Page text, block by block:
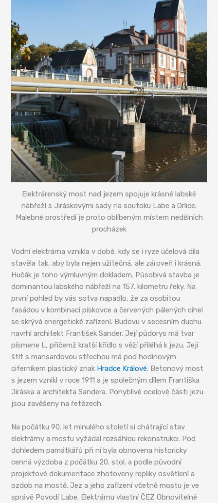
Elektrárenský most nad jezem spojuje krásné labské
nábřeží s Jiráskovými sady na soutoku Labe a Orlice.
Malebné prostředí je proto oblíbeným místem nedělních
procházek
Vodní elektrárna vznikla v době, kdy se i ryze účelová díla
stavěla tak, aby byla nejen užitečná, ale zároveň i krásná.
Hučák je toho výmluvným dokladem. Působivá stavba je
dominantou labského nábřeží na 157. kilometru řeky. Na
první pohled by vás sotva napadlo, že za osobitou
fasádou v kombinaci pískovce a červených pálených cihel
se skrývá energetické zařízení. Budovu v secesním duchu
navrhl architekt František Sander. Její půdorys má tvar
písmene L, přičemž kratší křídlo s věží přiléhá k jezu. Její
štít s mansardovou střechou má pod hodinovým
ciferníkem plastický znak Hradce Králové. Betonový most
s jezem vznikl v roce 1911 a je společným dílem Františka
Jiráska a architekta Sandera. Pohyblivé ocelové části jezu
jsou zavěšeny na řetězech.
Na počátku 90. let minulého století si chátrající stav
elektrárny a mostu vyžádal rozsáhlou rekonstrukci. Pod
dohledem památkářů při ní byla obnovena historicky
cenná výzdoba z počátku 20. stol. a podle původní
projektové dokumentace zhotoveny repliky osvětlení a
ozdob na mostě. Jez a jeho zařízení včetně mostu je ve
správě Povodí Labe. Elektrárnu vlastní ČEZ Obnovitelné